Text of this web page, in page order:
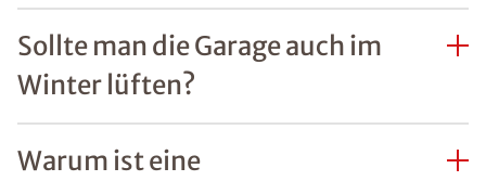
Sollte man die Garage auch im
Winter lüften?
Warum ist eine